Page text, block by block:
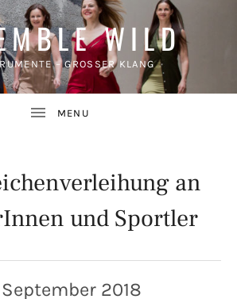
WILD
– GROSSER KLANG
an
und Sportler
September 2018